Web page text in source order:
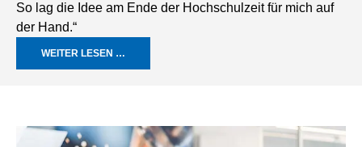
So lag die Idee am Ende der Hochschulzeit für mich auf
der Hand.“
WEITER LESEN …